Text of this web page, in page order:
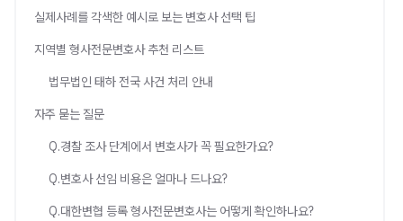
실제사례를 각색한 예시로 보는 변호사 선택 팁
지역별 형사전문변호사 추천 리스트
법무법인 태하 전국 사건 처리 안내
자주 묻는 질문
Q.경찰 조사 단계에서 변호사가 꼭 필요한가요?
Q.변호사 선임 비용은 얼마나 드나요?
Q.대한변협 등록 형사전문변호사는 어떻게 확인하나요?